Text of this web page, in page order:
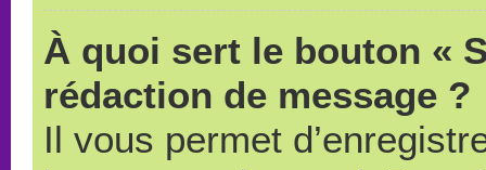
À quoi sert le bouton «
rédaction de message ?
Il vous permet